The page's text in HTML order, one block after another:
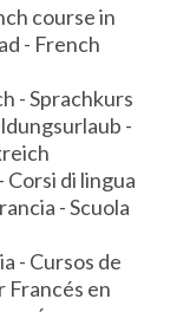
course in
- French
- Sprachkurs
-
Corsi di lingua
- Scuola
- Cursos de
Francés en